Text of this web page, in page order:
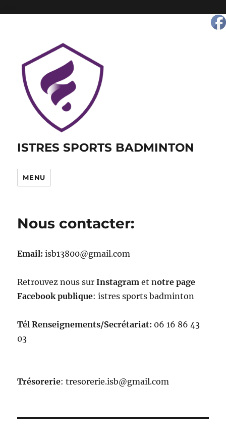
ISTRES SPORTS BADMINTON
MENU
Nous contacter:
Email: isb13800@gmail.com
Retrouvez nous surInstagramet notre page
Facebook publique: istres sports badminton
Tél Renseignements/Secrétariat: 06 16 86 43
03
Trésorerie: tresorerie.isb@gmail.com